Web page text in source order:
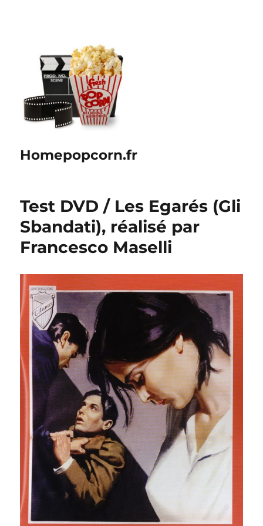
Homepopcorn.fr
Test DVD / Les Egarés (Gli
Sbandati), réalisé par
Francesco Maselli